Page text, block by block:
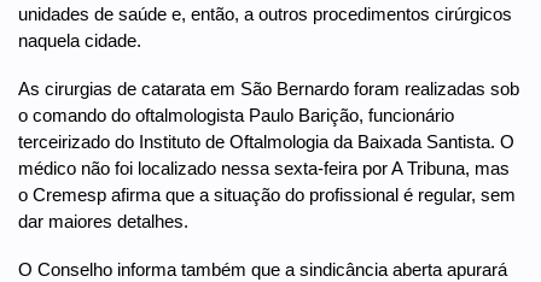
unidades de saúde e, então, a outros procedimentos cirúrgicos
naquela cidade.
As cirurgias de catarata em São Bernardo foram realizadas sob
o comando do oftalmologista Paulo Barição, funcionário
terceirizado do Instituto de Oftalmologia da Baixada Santista. O
médico não foi localizado nessa sexta-feira por A Tribuna, mas
o Cremesp afirma que a situação do profissional é regular, sem
dar maiores detalhes.
O Conselho informa também que a sindicância aberta apurará